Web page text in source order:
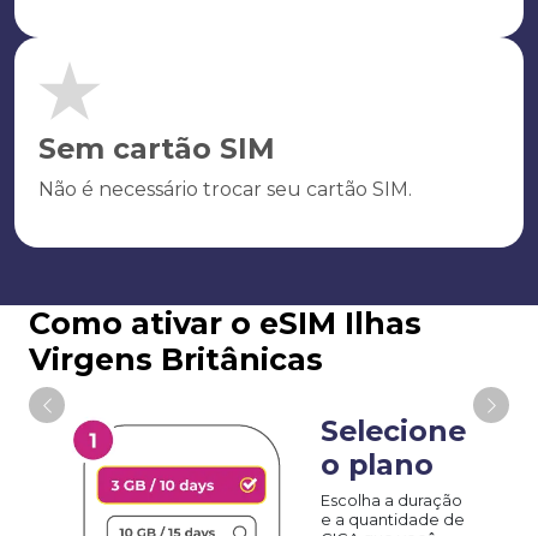
Sem cartão SIM
Não é necessário trocar seu cartão SIM.
Como ativar o eSIM Ilhas
Virgens Britânicas
Selecione
o plano
Escolha a duração
e a quantidade de